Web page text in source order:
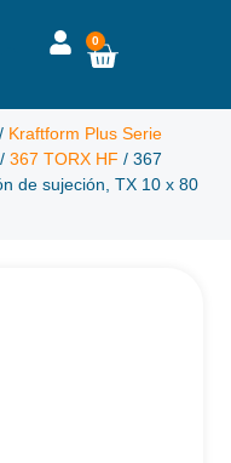
0
Kraftform Plus Serie
/ 367 TORX HF / 367
de sujeción, TX 10 x 80